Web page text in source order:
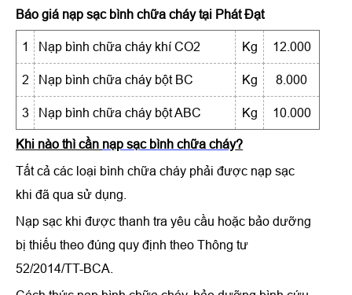
Báo giá nạp sạc bình chữa cháy tại Phát Đạt
1 Nạp bình chữa cháy khí CO2 Kg 12.000
2 Nạp bình chữa cháy bột BC Kg 8.000
3 Nạp bình chữa cháy bột ABC Kg 10.000
Khi nào thì cần nạp sạc bình chữa cháy?
Tất cả các loại bình chữa cháy phải được nạp sạc
khi đã qua sử dụng.
Nạp sạc khi được thanh tra yêu cầu hoặc bảo dưỡng
bị thiếu theo đúng quy định theo Thông tư
52/2014/TT-BCA.